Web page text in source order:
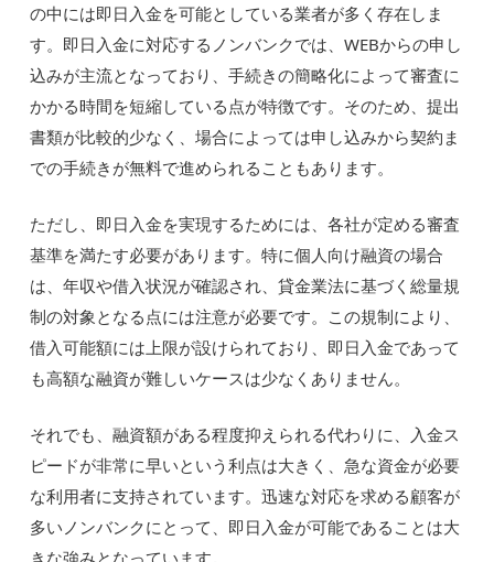
の中には即日入金を可能としている業者が多く存在しま
す。即日入金に対応するノンバンクでは、WEBからの申し
込みが主流となっており、手続きの簡略化によって審査に
かかる時間を短縮している点が特徴です。そのため、提出
書類が比較的少なく、場合によっては申し込みから契約ま
での手続きが無料で進められることもあります。
ただし、即日入金を実現するためには、各社が定める審査
基準を満たす必要があります。特に個人向け融資の場合
は、年収や借入状況が確認され、貸金業法に基づく総量規
制の対象となる点には注意が必要です。この規制により、
借入可能額には上限が設けられており、即日入金であって
も高額な融資が難しいケースは少なくありません。
それでも、融資額がある程度抑えられる代わりに、入金ス
ピードが非常に早いという利点は大きく、急な資金が必要
な利用者に支持されています。迅速な対応を求める顧客が
多いノンバンクにとって、即日入金が可能であることは大
きな強みとなっています。